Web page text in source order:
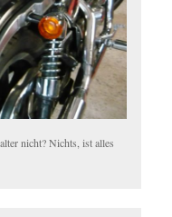
nicht? Nichts, ist alles